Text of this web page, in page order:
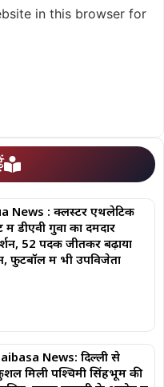
in this browser for
News : क्लस्टर एथलेटिक
में डीएवी गुवा का दमदार
52 पदक जीतकर बढ़ाया
फुटबॉल में भी उपविजेता
News: दिल्ली से
मिली पश्चिमी सिंहभूम की